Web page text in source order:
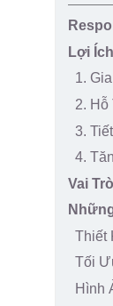
Lợi
1.
2. Hỗ
3.
4.
Vai
Thiết
Tối
Hình